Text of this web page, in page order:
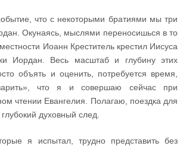
что с некоторыми братиями мы три
Окунаясь, мыслями переносишься в то
Иоанн Креститель крестил Иисуса
Иордан. Весь масштаб и глубину этих
объять и оценить, потребуется время,
что я и совершаю сейчас при
чтении Евангелия. Полагаю, поездка для
духовный след.
я испытал, трудно представить без